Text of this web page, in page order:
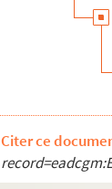
E
Tiroir
Tiroir
Tiroir
Citer ce